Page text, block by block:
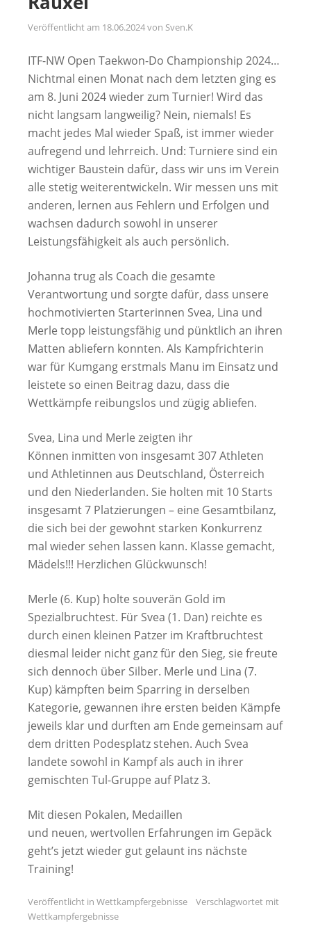
Veröffentlicht am 18.06.2024von Sven.K
ITF-NW Open Taekwon-Do Championship 2024…
Nichtmal einen Monat nach dem letzten ging es
am 8. Juni 2024 wieder zum Turnier! Wird das
nicht langsam langweilig? Nein, niemals! Es
macht jedes Mal wieder Spaß, ist immer wieder
aufregend und lehrreich. Und: Turniere sind ein
wichtiger Baustein dafür, dass wir uns im Verein
alle stetig weiterentwickeln. Wir messen uns mit
anderen, lernen aus Fehlern und Erfolgen und
wachsen dadurch sowohl in unserer
Leistungsfähigkeit als auch persönlich.
Johanna trug als Coach die gesamte
Verantwortung und sorgte dafür, dass unsere
hochmotivierten Starterinnen Svea, Lina und
Merle topp leistungsfähig und pünktlich an ihren
Matten abliefern konnten. Als Kampfrichterin
war für Kumgang erstmals Manu im Einsatz und
leistete so einen Beitrag dazu, dass die
Wettkämpfe reibungslos und zügig abliefen.
Svea, Lina und Merle zeigten ihr
Können inmitten von insgesamt 307 Athleten
und Athletinnen aus Deutschland, Österreich
und den Niederlanden. Sie holten mit 10 Starts
insgesamt 7 Platzierungen – eine Gesamtbilanz,
die sich bei der gewohnt starken Konkurrenz
mal wieder sehen lassen kann. Klasse gemacht,
Mädels!!! Herzlichen Glückwunsch!
Merle (6. Kup) holte souverän Gold im
Spezialbruchtest. Für Svea (1. Dan) reichte es
durch einen kleinen Patzer im Kraftbruchtest
diesmal leider nicht ganz für den Sieg, sie freute
sich dennoch über Silber. Merle und Lina (7.
Kup) kämpften beim Sparring in derselben
Kategorie, gewannen ihre ersten beiden Kämpfe
jeweils klar und durften am Ende gemeinsam auf
dem dritten Podesplatz stehen. Auch Svea
landete sowohl in Kampf als auch in ihrer
gemischten Tul-Gruppe auf Platz 3.
Mit diesen Pokalen, Medaillen
und neuen, wertvollen Erfahrungen im Gepäck
geht’s jetzt wieder gut gelaunt ins nächste
Training!
Veröffentlicht in Wettkampfergebnisse
Verschlagwortet mit
Wettkampfergebnisse